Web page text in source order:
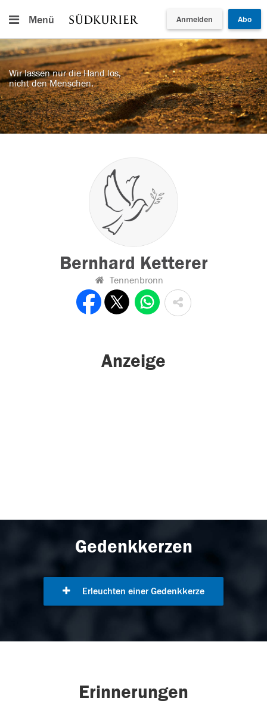
Menü Anmelden Abo
Wir lassen nur die Hand los,
nicht den Menschen.
Bernhard Ketterer
Tennenbronn
Anzeige
Gedenkkerzen
Erleuchten einer Gedenkkerze
Erinnerungen